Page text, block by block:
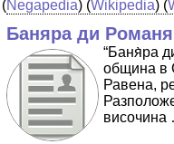
(Negapedia) (Wikipedia) (
Баняра ди Романя
“Баня̀ра
община в
Равена,
височина